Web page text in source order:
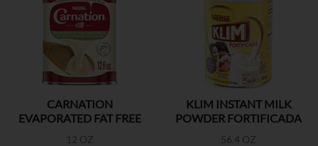
CARNATION
EVAPORATED FAT FREE
12 OZ
KLIM INSTANT MILK
POWDER FORTIFICADA
56.4 OZ